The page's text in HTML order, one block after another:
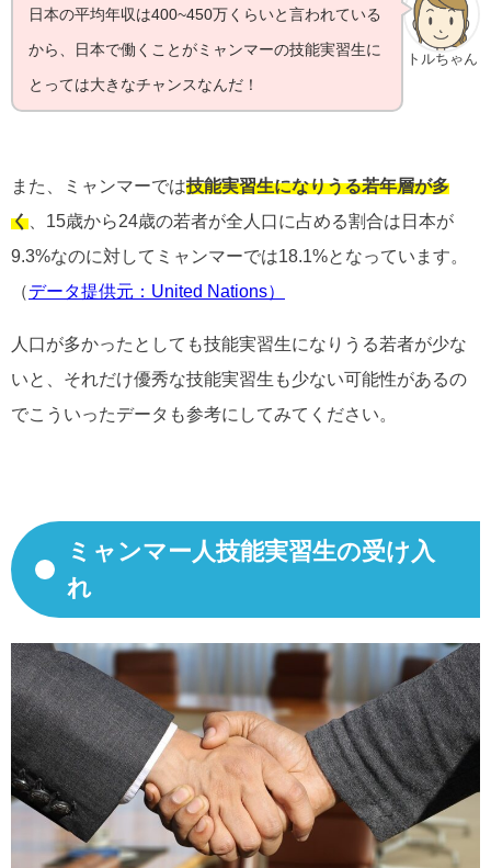
トルちゃん
日本の平均年収は400~450万くらいと言われている
から、日本で働くことがミャンマーの技能実習生に
とっては大きなチャンスなんだ！
また、ミャンマーでは技能実習生になりうる若年層が多
く 、15歳から24歳の若者が全人口に占める割合は日本が
9.3%なのに対してミャンマーでは18.1%となっています。
（データ提供元：United Nations）
人口が多かったとしても技能実習生になりうる若者が少な
いと、それだけ優秀な技能実習生も少ない可能性があるの
でこういったデータも参考にしてみてください。
ミャンマー人技能実習生の受け入
れ